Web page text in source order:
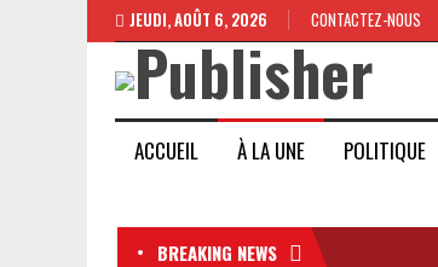
JEUDI, AOÛT 6, 2026 CONTACTEZ-NOUS
ACCUEIL À LA UNE POLITIQUE
BREAKING NEWS